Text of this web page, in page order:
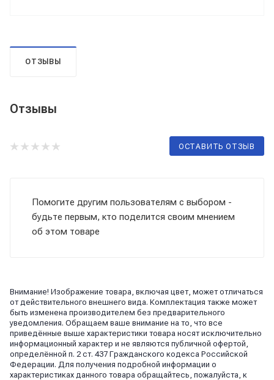
ОТЗЫВЫ
Отзывы
ОСТАВИТЬ ОТЗЫВ
Помогите другим пользователям с выбором -
будьте первым, кто поделится своим мнением
об этом товаре
Внимание! Изображение товара, включая цвет, может отличаться
от действительного внешнего вида. Комплектация также может
быть изменена производителем без предварительного
уведомления. Обращаем ваше внимание на то, что все
приведённые выше характеристики товара носят исключительно
информационный характер и не являются публичной офертой,
определённой п. 2 ст. 437 Гражданского кодекса Российской
Федерации. Для получения подробной информации о
характеристиках данного товара обращайтесь, пожалуйста, к